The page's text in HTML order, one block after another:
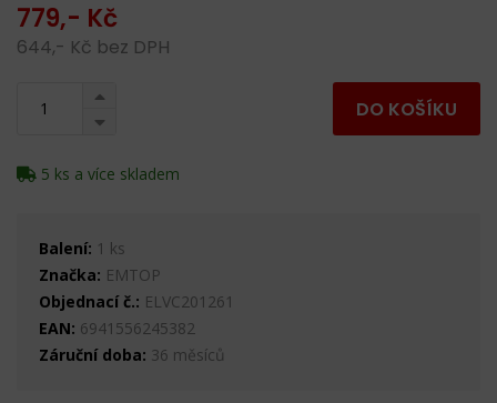
779,- Kč
644,- Kč bez DPH
DO KOŠÍKU
5 ks a více skladem
Balení: 1 ks
Značka: EMTOP
Objednací č.: ELVC201261
EAN: 6941556245382
Záruční doba: 36 měsíců